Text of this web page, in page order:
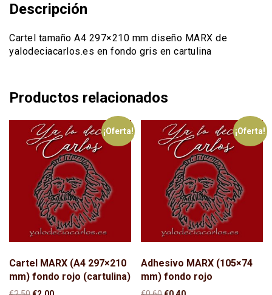
Descripción
Cartel tamaño A4 297×210 mm diseño MARX de
yalodeciacarlos.es en fondo gris en cartulina
Productos relacionados
¡Oferta!
Cartel MARX (A4 297×210
mm) fondo rojo (cartulina)
El
El
¡Oferta!
Adhesivo MARX (105×74
mm) fondo rojo
El
El